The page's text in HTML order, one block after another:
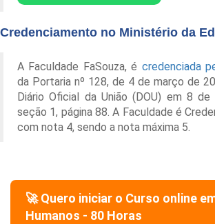
Credenciamento no Ministério da
A Faculdade FaSouza, é credenciada
da Portaria nº 128, de 4 de março de
Diário Oficial da União (DOU) em 8
seção 1, página 88. A Faculdade é
com nota 4, sendo a nota máxima 5.
🚀 Quero iniciar o Curso online
Humanos - 80 Horas